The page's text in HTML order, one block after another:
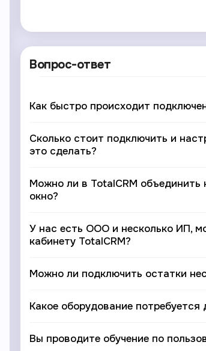
Вопрос-ответ
Как быстро происходит
Сколько стоит подключить и
это сделать?
Можно ли в TotalCRM объединить
окно?
У нас есть ООО и несколько ИП,
кабинету TotalCRM?
Можно ли подключить остатки
Какое оборудование
Вы проводите обучение по